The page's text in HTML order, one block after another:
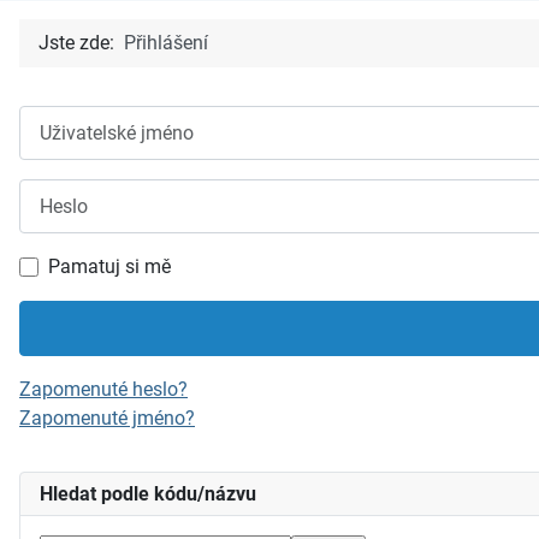
Hledat podle kódu/názvu
Jste zde: Přihlášení
Pamatuj si mě
Zapomenuté heslo?
Zapomenuté jméno?